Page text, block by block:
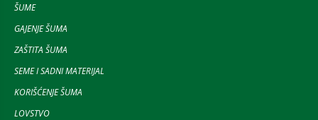
ŠUME
GAJENJE ŠUMA
ZAŠTITA ŠUMA
SEME I SADNI MATERIJAL
KORIŠĆENJE ŠUMA
LOVSTVO